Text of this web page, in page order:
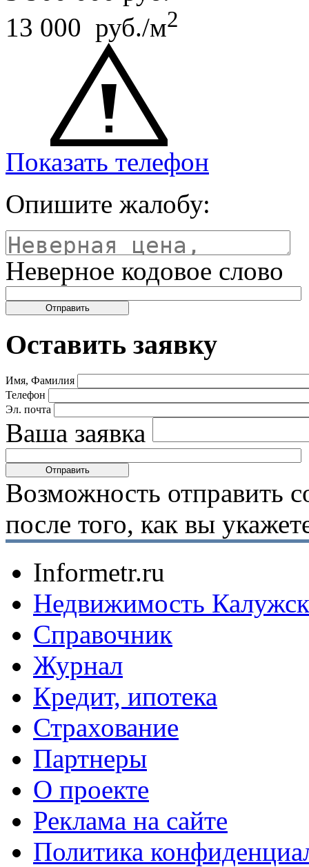
13 000 руб./м2
Показать телефон
Опишите жалобу:
Неверное кодовое слово
Оставить заявку
Имя, Фамилия
Телефон
Эл. почта
Ваша заявка
Возможность отправить
после того, как вы
Informetr.ru
Недвижимость
Справочник
Журнал
Кредит, ипотека
Страхование
Партнеры
O проекте
Реклама на сайте
Политика